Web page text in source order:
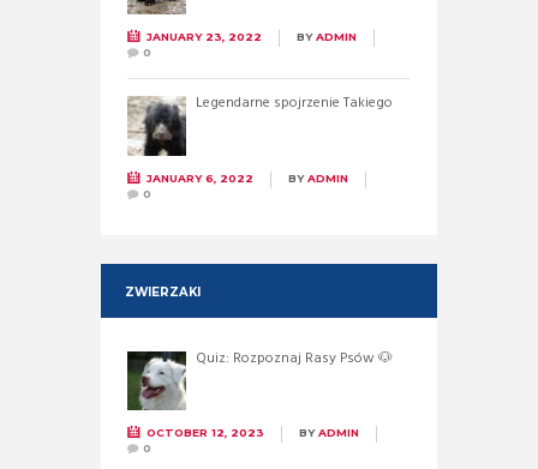
JANUARY 23, 2022 BYADMIN
0
Legendarne spojrzenie Takiego
JANUARY 6, 2022 BYADMIN
0
ZWIERZAKI
Quiz: Rozpoznaj Rasy Psów 🐶
OCTOBER 12, 2023 BYADMIN
0